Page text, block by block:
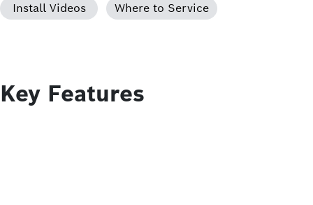
Install Videos Where to Service
Key Features